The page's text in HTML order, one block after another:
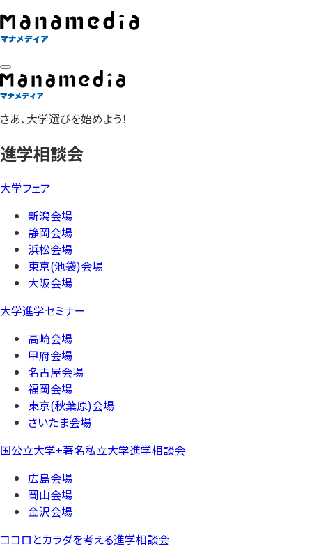
さあ、大学選びを始めよう！
進学相談会
大学フェア
新潟会場
静岡会場
浜松会場
東京(池袋)会場
大阪会場
大学進学セミナー
高崎会場
甲府会場
名古屋会場
福岡会場
東京(秋葉原)会場
さいたま会場
国公立大学+著名私立大学進学相談会
広島会場
岡山会場
金沢会場
ココロとカラダを考える進学相談会